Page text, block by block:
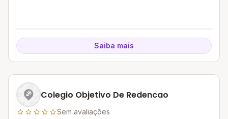
Saiba mais
Colegio Objetivo De Redencao
Sem avaliações